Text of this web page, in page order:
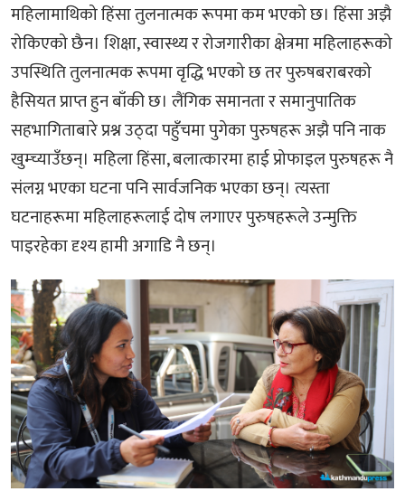
महिलामाथिको हिंसा तुलनात्मक रूपमा कम भएको छ। हिंसा अझै
रोकिएको छैन। शिक्षा, स्वास्थ्य र रोजगारीका क्षेत्रमा महिलाहरूको
उपस्थिति तुलनात्मक रूपमा वृद्धि भएको छ तर पुरुषबराबरको
हैसियत प्राप्त हुन बाँकी छ। लैंगिक समानता र समानुपातिक
सहभागिताबारे प्रश्न उठ्दा पहुँचमा पुगेका पुरुषहरू अझै पनि नाक
खुम्च्याउँछन्। महिला हिंसा, बलात्कारमा हाई प्रोफाइल पुरुषहरू नै
संलग्न भएका घटना पनि सार्वजनिक भएका छन्। त्यस्ता
घटनाहरूमा महिलाहरूलाई दोष लगाएर पुरुषहरूले उन्मुक्ति
पाइरहेका दृश्य हामी अगाडि नै छन्।